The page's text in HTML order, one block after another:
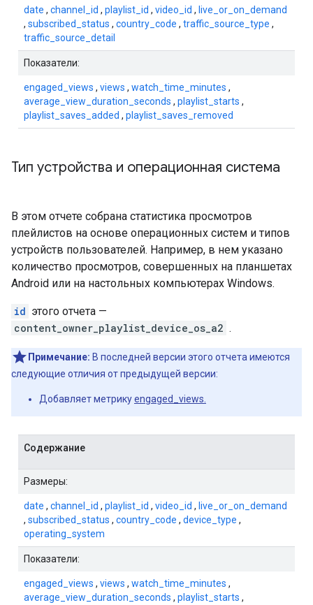
date , channel_id , playlist_id , video_id , live_or_on_demand
, subscribed_status , country_code , traffic_source_type ,
traffic_source_detail
Показатели:
engaged_views , views , watch_time_minutes ,
average_view_duration_seconds , playlist_starts ,
playlist_saves_added , playlist_saves_removed
Тип устройства и операционная система
В этом отчете собрана статистика просмотров
плейлистов на основе операционных систем и типов
устройств пользователей. Например, в нем указано
количество просмотров, совершенных на планшетах
Android или на настольных компьютерах Windows.
id этого отчета —
content_owner_playlist_device_os_a2 .
Примечание: В последней версии этого отчета имеются
следующие отличия от предыдущей версии:
Добавляет метрикуengaged_views.
Содержание
Размеры:
date , channel_id , playlist_id , video_id , live_or_on_demand
, subscribed_status , country_code , device_type ,
operating_system
Показатели:
engaged_views , views , watch_time_minutes ,
average_view_duration_seconds , playlist_starts ,